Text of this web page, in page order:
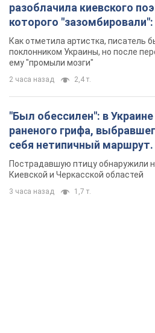
разоблачила киевского
которого
русского не знал, а теперь
геноцида украинцев
Как отметила артистка, писатель
поклонником Украины, но после
ему "промыли мозги"
2 часа назад 2,4 т.
"Был обессилен": в Украине
раненого грифа,
себя нетипичный
Пострадавшую птицу обнаружили
Киевской и Черкасской областей
3 часа назад 1,7 т.